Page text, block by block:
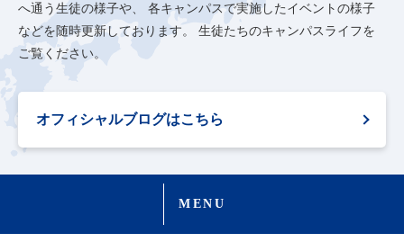
へ通う生徒の様子や、
各キャンパスで実施したイベントの様子
などを随時更新しております。
生徒たちのキャンパスライフを
ご覧ください。
オフィシャルブログはこちら
MENU